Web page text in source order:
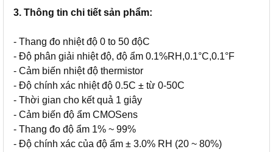
3. Thông tin chi tiết sản phẩm:
- Thang đo nhiệt độ 0 to 50 độC
- Độ phân giải nhiệt độ, độ ẩm 0.1%RH,0.1°C,0.1°F
- Cảm biến nhiệt độ thermistor
- Độ chính xác nhiệt độ 0.5C ± từ 0-50C
- Thời gian cho kết quả 1 giây
- Cảm biến độ ẩm CMOSens
- Thang đo độ ẩm 1% ~ 99%
- Độ chính xác của độ ẩm ± 3.0% RH (20 ~ 80%)